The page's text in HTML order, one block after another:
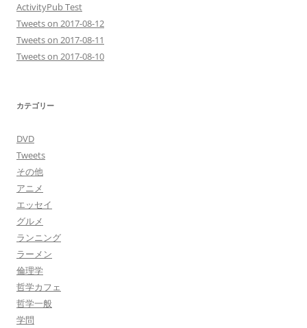
ActivityPub Test
Tweets on 2017-08-12
Tweets on 2017-08-11
Tweets on 2017-08-10
カテゴリー
DVD
Tweets
その他
アニメ
エッセイ
グルメ
ランニング
ラーメン
倫理学
哲学カフェ
哲学一般
学問